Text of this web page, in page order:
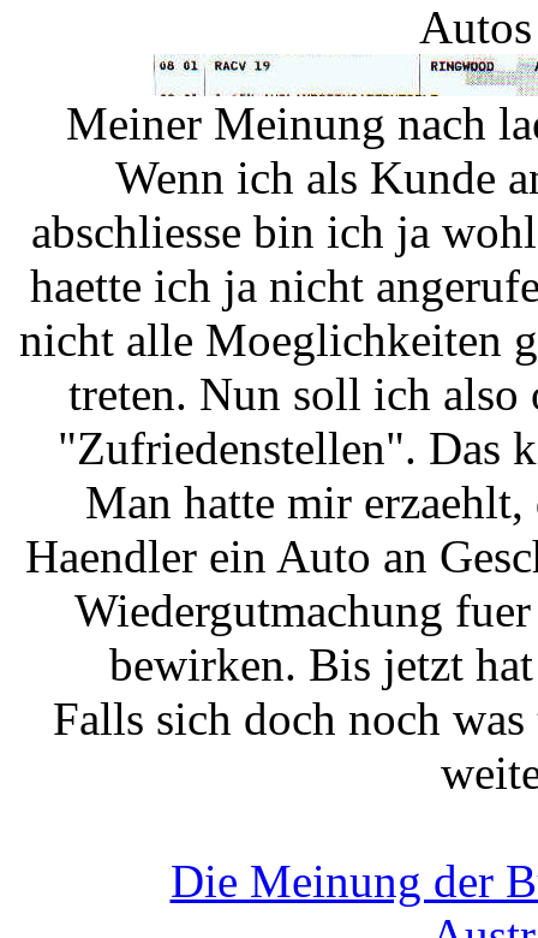
Meiner Meinung nach
Wenn ich als Kunde
abschliesse bin ich ja
haette ich ja nicht
nicht alle Moeglichkeiten
treten. Nun soll ich also
"Zufriedenstellen". Das
Man hatte mir
Haendler ein Auto an
Wiedergutmachung
bewirken. Bis jetzt
Falls sich doch noch
Die Meinung der